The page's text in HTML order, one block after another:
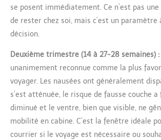
se posent immédiatement. Ce n’est pas
de rester chez soi, mais c’est un paramètre
décision.
Deuxième trimestre (14 à 27-28 semaines) :
unanimement reconnue comme la plus
voyager. Les nausées ont généralement
s’est atténuée, le risque de fausse couche
diminué et le ventre, bien que visible, ne
mobilité en cabine. C’est la fenêtre idéale
courrier si le voyage est nécessaire ou